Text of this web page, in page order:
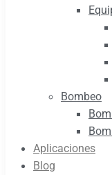
Bombeo
Aplicaciones
Blog